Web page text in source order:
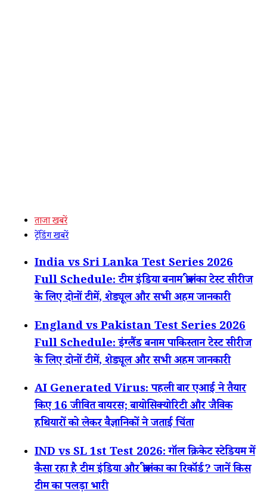
ताजा खबरें
ट्रेंडिंग खबरें
India vs Sri Lanka Test Series 2026
Full Schedule: टीम इंडिया बनाम श्रीलंका टेस्ट सीरीज
के लिए दोनों टीमें, शेड्यूल और सभी अहम जानकारी
England vs Pakistan Test Series 2026
Full Schedule: इंग्लैंड बनाम पाकिस्तान टेस्ट सीरीज
के लिए दोनों टीमें, शेड्यूल और सभी अहम जानकारी
AI Generated Virus: पहली बार एआई ने तैयार
किए 16 जीवित वायरस; बायोसिक्योरिटी और जैविक
हथियारों को लेकर वैज्ञानिकों ने जताई चिंता
IND vs SL 1st Test 2026: गॉल क्रिकेट स्टेडियम में
कैसा रहा है टीम इंडिया और श्रीलंका का रिकॉर्ड? जानें किस
टीम का पलड़ा भारी